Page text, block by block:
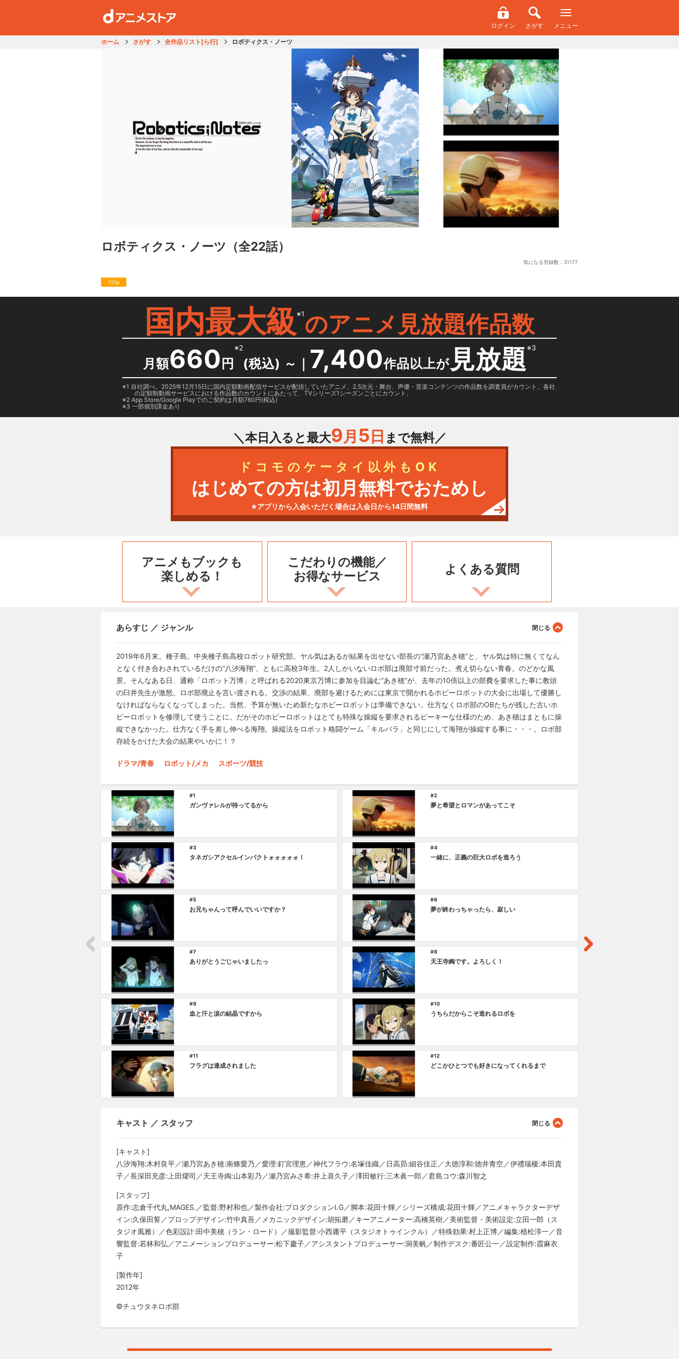
ログイン さがす メニュー
ホーム さがす 全作品リスト[ら行] ロボティクス・ノーツ
ロボティクス・ノーツ （全22話）
気になる登録数： 31177
720p
国内最大級 ※1のアニメ見放題作品数
月額660 円
※2
(税込) ～ ｜ 7,400作品以上が 見放題※3
1 自社調べ。2025年12月15日に国内定額動画配信サービスが配信していたアニメ、2.5次元・舞台、声優・音楽コンテンツの作品数を調査員がカウント。各社
の定額制動画サービスにおける作品数のカウントにあたって、TVシリーズ1シーズンごとにカウント。
2 App Store/Google Playでのご契約は月額760円(税込)
3 一部個別課金あり
＼本日入ると最大9月 5 日 まで無料／
ドコモのケータイ以外もOK
はじめての方は初月無料でおためし
※アプリから入会いただく場合は入会日から14日間無料
アニメもブックも
楽しめる！
こだわりの機能／
お得なサービス
よくある質問
あらすじ ／ ジャンル
2019年6月末。種子島。中央種子島高校ロボット研究部。ヤル気はあるが結果を出せない部長の“瀬乃宮あき穂”と、ヤル気は特に無くてなん
となく付き合わされているだけの“八汐海翔”、ともに高校3年生。2人しかいないロボ部は廃部寸前だった。煮え切らない青春。のどかな風
景。そんなある日、通称「ロボット万博」と呼ばれる2020東京万博に参加を目論む“あき穂”が、去年の10倍以上の部費を要求した事に教頭
の臼井先生が激怒。ロボ部廃止を言い渡される。交渉の結果、廃部を避けるためには東京で開かれるホビーロボットの大会に出場して優勝し
なければならなくなってしまった。当然、予算が無いため新たなホビーロボットは準備できない。仕方なくロボ部のOBたちが残した古いホ
ビーロボットを修理して使うことに。だがそのホビーロボットはとても特殊な操縦を要求されるピーキーな仕様のため、あき穂はまともに操
縦できなかった。仕方なく手を差し伸べる海翔。操縦法をロボット格闘ゲーム「キルバラ」と同じにして海翔が操縦する事に・・・。ロボ部
存続をかけた大会の結果やいかに！？
ドラマ/青春 ロボット/メカ スポーツ/競技
#1
ガンヴァレルが待ってるから
#2
夢と希望とロマンがあってこそ
#3
タネガシアクセルインパクトォォォォォ！
#4
一緒に、正義の巨大ロボを造ろう
#5
お兄ちゃんって呼んでいいですか？
#6
夢が終わっちゃったら、寂しい
#7
ありがとうごじゃいましたっ
#8
天王寺綯です。よろしく！
#9
血と汗と涙の結晶ですから
#10
うちらだからこそ造れるロボを
#11
フラグは達成されました
#12
どこかひとつでも好きになってくれるまで
キャスト ／ スタッフ
[キャスト]
八汐海翔:木村良平／瀬乃宮あき穂:南條愛乃／愛理:釘宮理恵／神代フラウ:名塚佳織／日高昴:細谷佳正／大徳淳和:徳井青空／伊禮瑞榎:本田貴
子／長深田充彦:上田燿司／天王寺綯:山本彩乃／瀬乃宮みさ希:井上喜久子／澤田敏行:三木眞一郎／君島コウ:森川智之
[スタッフ]
原作:志倉千代丸,MAGES.／監督:野村和也／製作会社:プロダクションI.G／脚本:花田十輝／シリーズ構成:花田十輝／アニメキャラクターデザ
イン:久保田誓／プロップデザイン:竹中真吾／メカニックデザイン:胡拓磨／キーアニメーター:高橋英樹／美術監督・美術設定:立田一郎（ス
タジオ風雅）／色彩設計:田中美穂（ラン・ロード）／撮影監督:小西庸平（スタジオトゥインクル）／特殊効果:村上正博／編集:植松淳一／音
響監督:若林和弘／アニメーションプロデューサー:松下慶子／アシスタントプロデューサー:洞美帆／制作デスク:番匠公一／設定制作:霞麻衣
子
[製作年]
2012年
©チュウタネロボ部